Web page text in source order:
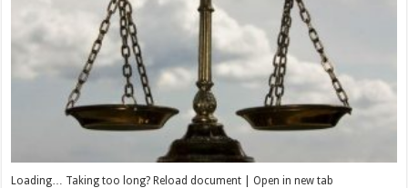
Loading… Taking too long? Reload document | Open in new tab